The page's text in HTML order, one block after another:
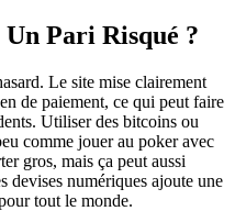
Pari Risqué ?
Le site mise clairement
de paiement, ce qui peut faire
Utiliser des bitcoins ou
comme jouer au poker avec
gros, mais ça peut aussi
devises numériques ajoute une
tout le monde.